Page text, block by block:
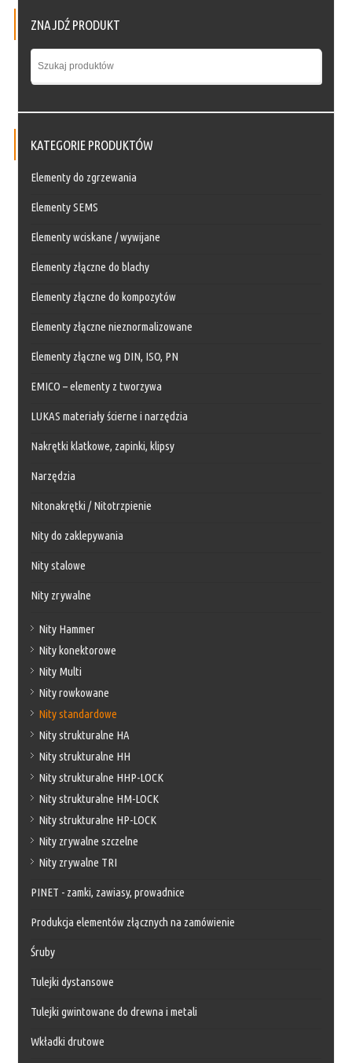
ZNAJDŹ PRODUKT
KATEGORIE PRODUKTÓW
Elementy do zgrzewania
Elementy SEMS
Elementy wciskane / wywijane
Elementy złączne do blachy
Elementy złączne do kompozytów
Elementy złączne nieznormalizowane
Elementy złączne wg DIN, ISO, PN
EMICO – elementy z tworzywa
LUKAS materiały ścierne i narzędzia
Nakrętki klatkowe, zapinki, klipsy
Narzędzia
Nitonakrętki / Nitotrzpienie
Nity do zaklepywania
Nity stalowe
Nity zrywalne
Nity Hammer
Nity konektorowe
Nity Multi
Nity rowkowane
Nity standardowe
Nity strukturalne HA
Nity strukturalne HH
Nity strukturalne HHP-LOCK
Nity strukturalne HM-LOCK
Nity strukturalne HP-LOCK
Nity zrywalne szczelne
Nity zrywalne TRI
PINET - zamki, zawiasy, prowadnice
Produkcja elementów złącznych na zamówienie
Śruby
Tulejki dystansowe
Tulejki gwintowane do drewna i metali
Wkładki drutowe